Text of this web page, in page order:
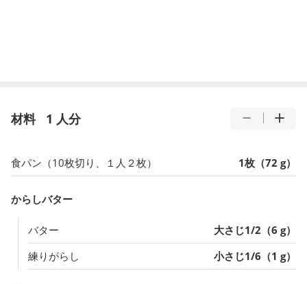
材料 1 人分
食パン（10枚切り、１人２枚） 1枚（72 g）
からしバター
バター
大さじ1/2（6 g）
練りがらし
小さじ1/6（1 g）